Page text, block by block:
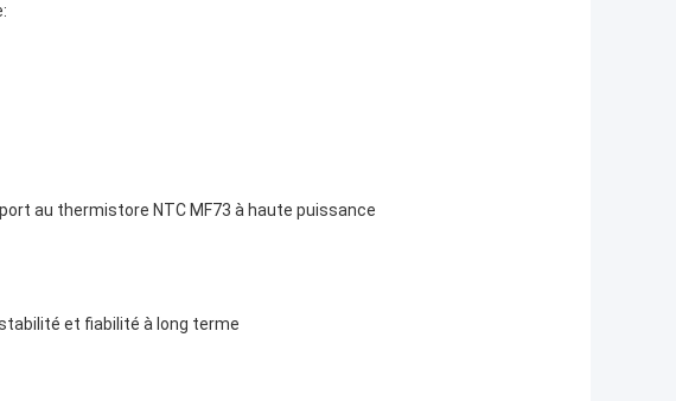
au thermistore NTC MF73 à haute puissance
et fiabilité à long terme